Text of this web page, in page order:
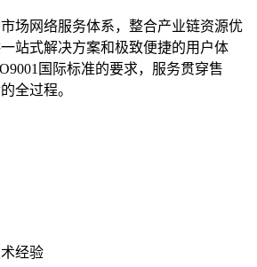
场网络服务体系，整合产业链资源优
站式解决方案和极致便捷的用户体
国际标准的要求，服务贯穿售
全过程。
经验